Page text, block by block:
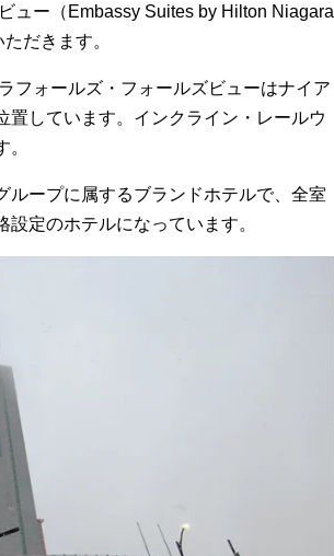
ュー（Embassy Suites by Hilton Niagara
だきます。
フォールズ・フォールズビューはナイア
置しています。インクライン・レールウ
ループに属するブランドホテルで、全室
定のホテルになっています。